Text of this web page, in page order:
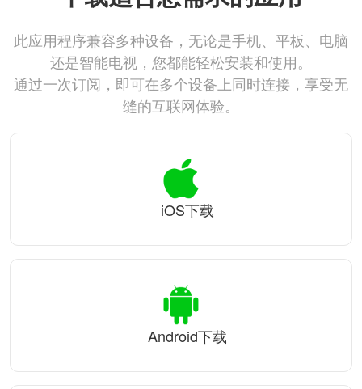
此应用程序兼容多种设备，无论是手机、平板、电脑
还是智能电视，您都能轻松安装和使用。
通过一次订阅，即可在多个设备上同时连接，享受无
缝的互联网体验。
iOS下载
Android下载